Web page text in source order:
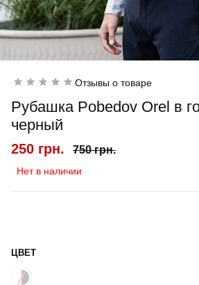
Отзывы о товаре
Рубашка Pobedov Orel в
черный
250 грн. 750 грн.
Нет в наличии
ЦВЕТ